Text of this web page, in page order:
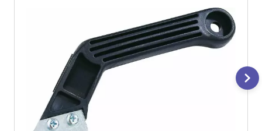
deluje v skladu z vašimi pričakovanji. Te informacije običajno
ne razkrivajo neposredno vaše identitete, vendar vam lahko
zagotovijo bolj prilagojeno spletno uporabniško izkušnjo.
Nekatere vrste piškotkov lahko zavrnete. Klikajte različna
imena kategorij, da si ogledate več informacij in spremenite
privzete nastavitve. Blokiranje določenih vrst piškotkov vpliva
na vašo uporabo tega spletnega mesta in naše storitve.
informacij
Obvezni piškotki